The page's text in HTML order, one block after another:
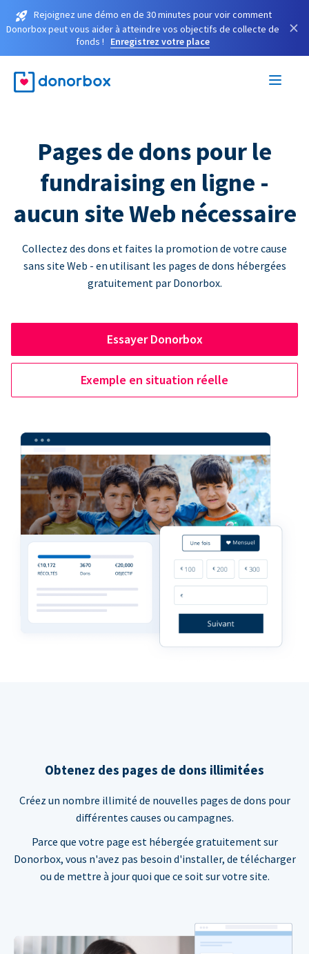
Rejoignez une démo en de 30 minutes pour voir comment
Donorbox peut vous aider à atteindre vos objectifs de collecte de
fonds !
Enregistrez votre place
×
Pages de dons pour le
fundraising en ligne -
aucun site Web nécessaire
Collectez des dons et faites la promotion de votre cause
sans site Web - en utilisant les pages de dons hébergées
gratuitement par Donorbox.
Essayer Donorbox
Exemple en situation réelle
Obtenez des pages de dons illimitées
Créez un nombre illimité de nouvelles pages de dons pour
différentes causes ou campagnes.
Parce que votre page est hébergée gratuitement sur
Donorbox, vous n'avez pas besoin d'installer, de télécharger
ou de mettre à jour quoi que ce soit sur votre site.